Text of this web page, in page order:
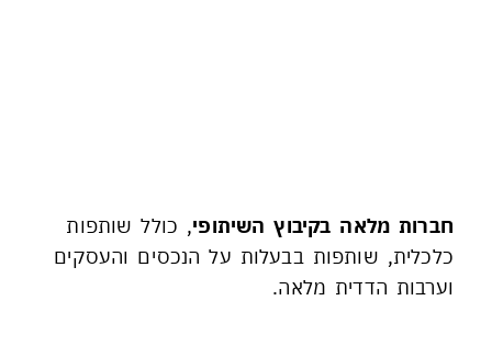
חברות מלאה בקיבוץ השיתופי, כולל שותפות
כלכלית, שותפות בבעלות על הנכסים והעסקים
וערבות הדדית מלאה.